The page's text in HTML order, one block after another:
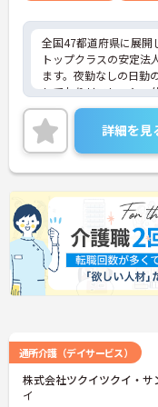
全国47都道府県に展開
トップクラスの安定法
ます。夜勤なしの日勤
しておりリフレッシュ
ステージに合わせた働
当の全額還元や実績最
者1万円などの手厚い
独自の福利厚生制度に
どスタッフの生活を支
髪色やネイルも自由で
らのびのびと働ける風
研修や資格取得支援
の方がこれまでのご経
職やスペシャリストへ
指せるやりがいのある
フレッシュ休暇やこど
が万全
詳細を見
通所介護（デイサービス）
株式会社ツクイツクイ・
イ